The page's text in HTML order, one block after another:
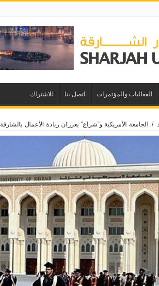
الفعاليات والمؤتمرات اتصل بنا للاشتراك
/ الجامعة الأمريكية و”شراع” يعززان ريادة الأعمال بالشارقة